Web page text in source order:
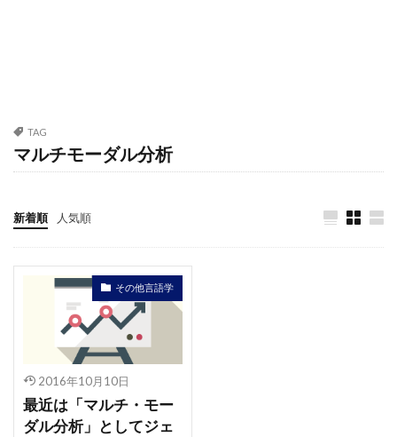
TAG
マルチモーダル分析
新着順 人気順
その他言語学
2016年10月10日
最近は「マルチ・モー
ダル分析」としてジェ